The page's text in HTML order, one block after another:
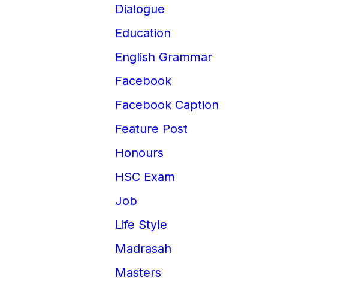
Dialogue
Education
English Grammar
Facebook
Facebook Caption
Feature Post
Honours
HSC Exam
Job
Life Style
Madrasah
Masters